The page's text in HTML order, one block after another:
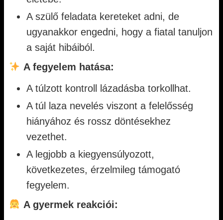
A szülő feladata kereteket adni, de
ugyanakkor engedni, hogy a fiatal tanuljon
a saját hibáiból.
A fegyelem hatása:
A túlzott kontroll lázadásba torkollhat.
A túl laza nevelés viszont a felelősség
hiányához és rossz döntésekhez
vezethet.
A legjobb a kiegyensúlyozott,
következetes, érzelmileg támogató
fegyelem.
A gyermek reakciói: